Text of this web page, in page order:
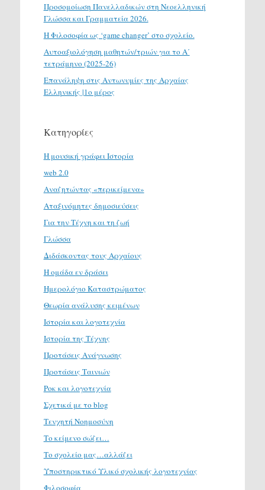
Προσομοίωση Πανελλαδικών στη Νεοελληνική
Γλώσσα και Γραμματεία 2026.
H Φιλοσοφία ως ‘game changer’ στο σχολείο.
Αυτοαξιολόγηση μαθητών/τριών για το Α΄
τετράμηνο (2025-26)
Επανάληψη στις Αντωνυμίες της Αρχαίας
Ελληνικής |1ο μέρος
Κατηγορίες
H μουσική γράφει Ιστορία
web 2.0
Αναζητώντας «περικείμενα»
Αταξινόμητες δημοσιεύσεις
Για την Τέχνη και τη ζωή
Γλώσσα
Διδάσκοντας τους Αρχαίους
Η ομάδα εν δράσει
Ημερολόγιο Καταστρώματος
Θεωρία ανάλυσης κειμένων
Ιστορία και λογοτεχνία
Ιστορία της Τέχνης
Προτάσεις Ανάγνωσης
Προτάσεις Ταινιών
Ροκ και λογοτεχνία
Σχετικά με το blog
Τενχητή Νοημοσύνη
Το κείμενο σώζει…
Το σχολείο μας…αλλάζει
Υποστηρικτικό Υλικό σχολικής λογοτεχνίας
Φιλοσοφία